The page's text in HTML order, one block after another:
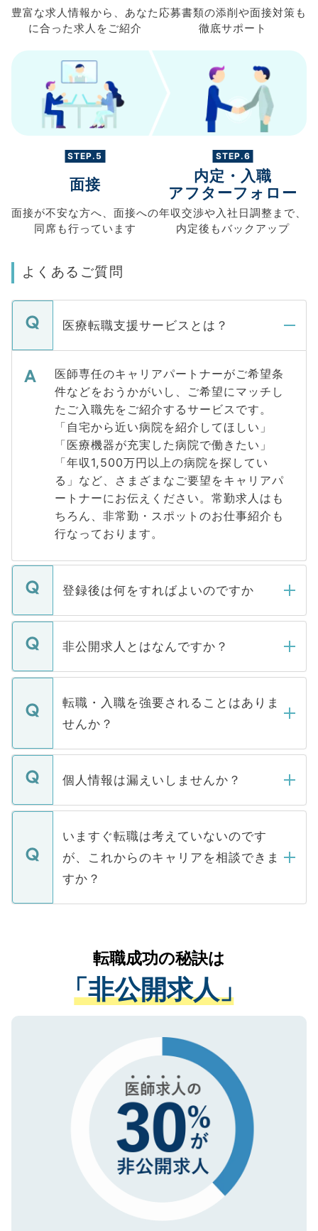
豊富な求人情報から、 あなた
に合った求人を ご紹介
応募書類の添削や面接対策も
徹底サポート
STEP.5
面接
面接が不安な方へ、 面接への
同席も行っています
STEP.6
内定・入職
アフターフォロー
年収交渉や入社日調整まで、
内定後もバックアップ
よくあるご質問
医療転職支援サービスとは？
医師専任のキャリアパートナーがご希望条
件などをおうかがいし、ご希望にマッチし
たご入職先をご紹介するサービスです。
「自宅から近い病院を紹介してほしい」
「医療機器が充実した病院で働きたい」
「年収1,500万円以上の病院を探してい
る」など、さまざまなご要望をキャリアパ
ートナーにお伝えください。常勤求人はも
ちろん、非常勤・スポットのお仕事紹介も
行なっております。
登録後は何をすればよいのですか
ご登録いただきましたら、弊社担当者がご
登録内容を確認し、その後メールもしくは
ます。通常、5営業日以内にはご連絡をせて
いただきますので、しばらくお待ちくださ
非公開求人とはなんですか？
マイナビDOCTORで取り扱っている求人の
うち約3割は、Webサイトからご覧いただ
けない「非公開求人」です。非公開求人は
下記の理由によって、一般には公開してい
ません。
■応募殺到を避けるため 人気のある医療機
関を公にしてしまうと、応募が殺到する場
に、医療機関が求める条件に合った人材の
みを人材紹介会社に依頼するケースが増え
ています。
転職・入職を強要されることはありま
せんか？
転職・入職を強要することは一切ありませ
ん。また、仮に応募先から内定をいただい
定を承諾する必要はありません。内定先へ
の辞退の連絡はキャリアパートナーが行い
個人情報は漏えいしませんか？
個人情報が漏えいすることはありませんの
で、ご安心ください。当サイトからの登録
などで収集したご登録者様の個人情報は、
ご本人のキャリアアップおよび転職活動の
支援を目的に使用いたします。お預かりし
ているすべての個人データはご本人の許可
は、個人情報の取り扱いについての厳密な
管理基準を満たした事業者のみに付与され
る、プライバシーマークを取得済みです。
で、機密保持に関してもご安心ください。
いますぐ転職は考えていないのです
が、これからのキャリアを相談できま
すか？
かがいして、現在の医療機関の状況や紹介
経験をまじえながら、適切なアドバイスを
させていただきます。すぐにご転職をされ
ない方には、長期的なサポートが可能です
ので、まずはご登録ください。
転職成功の秘訣は
「非公開求人」